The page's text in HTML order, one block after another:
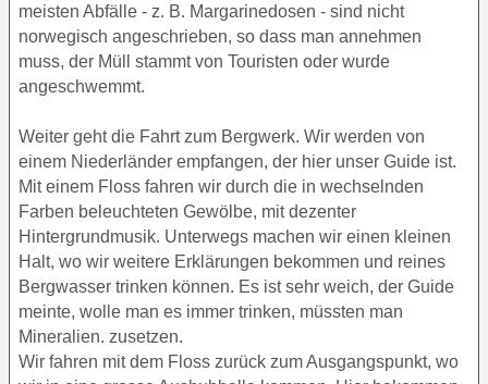
meisten Abfälle - z. B. Margarinedosen - sind nicht
norwegisch angeschrieben, so dass man annehmen
muss, der Müll stammt von Touristen oder wurde
angeschwemmt.
Weiter geht die Fahrt zum Bergwerk. Wir werden von
einem Niederländer empfangen, der hier unser Guide ist.
Mit einem Floss fahren wir durch die in wechselnden
Farben beleuchteten Gewölbe, mit dezenter
Hintergrundmusik. Unterwegs machen wir einen kleinen
Halt, wo wir weitere Erklärungen bekommen und reines
Bergwasser trinken können. Es ist sehr weich, der Guide
meinte, wolle man es immer trinken, müssten man
Mineralien. zusetzen.
Wir fahren mit dem Floss zurück zum Ausgangspunkt, wo